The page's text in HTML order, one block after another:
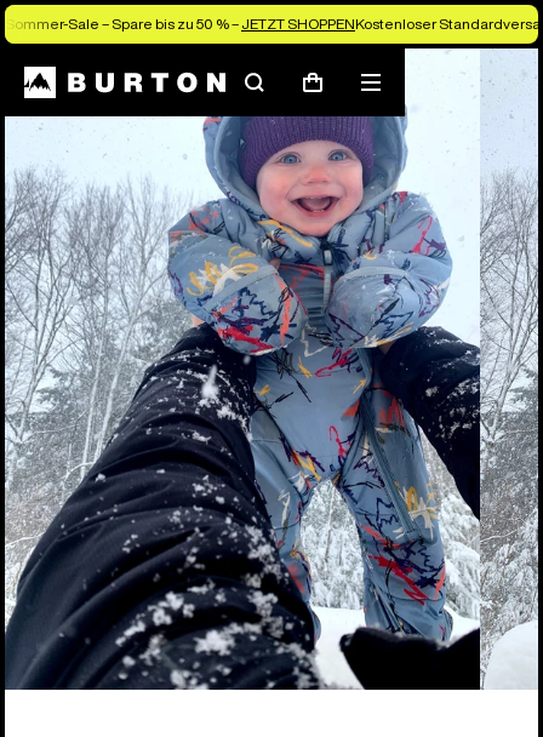
Sommer-Sale – Spare bis zu 50 % – JETZT SHOPPENKostenloser
SuchenWarenkorb
Menü